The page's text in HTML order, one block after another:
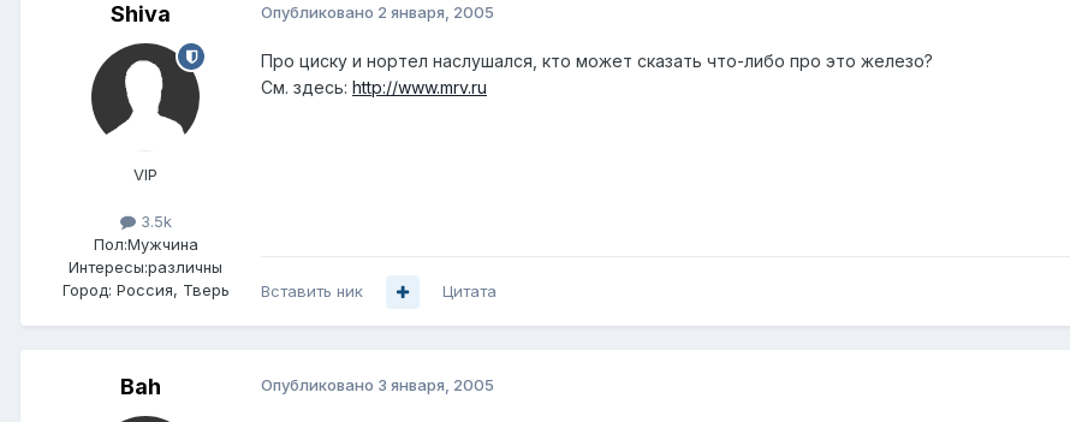
Shiva
VIP
3.5k
Пол:Мужчина
Интересы:различны
Город: Россия, Тверь
Опубликовано 2 января, 2005
Про циску и нортел наслушался, кто может сказать что-либо про это железо?
См. здесь: http://www.mrv.ru
Вставить ник Цитата
Bah Опубликовано 3 января, 2005